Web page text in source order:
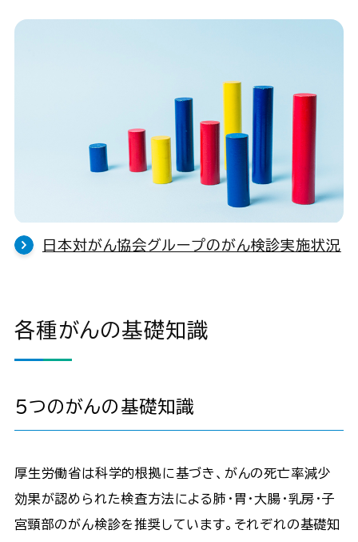
日本対がん協会グループのがん検診実施状況
各種がんの基礎知識
５つのがんの基礎知識
厚生労働省は科学的根拠に基づき、がんの死亡率減少
効果が認められた検査方法による肺・胃・大腸・乳房・子
宮頸部のがん検診を推奨しています。それぞれの基礎知